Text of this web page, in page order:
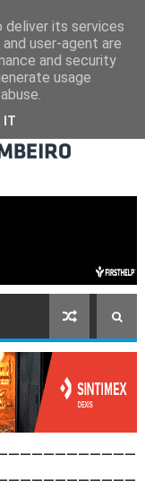
deliver its services
user-agent are
and security
usage
IT